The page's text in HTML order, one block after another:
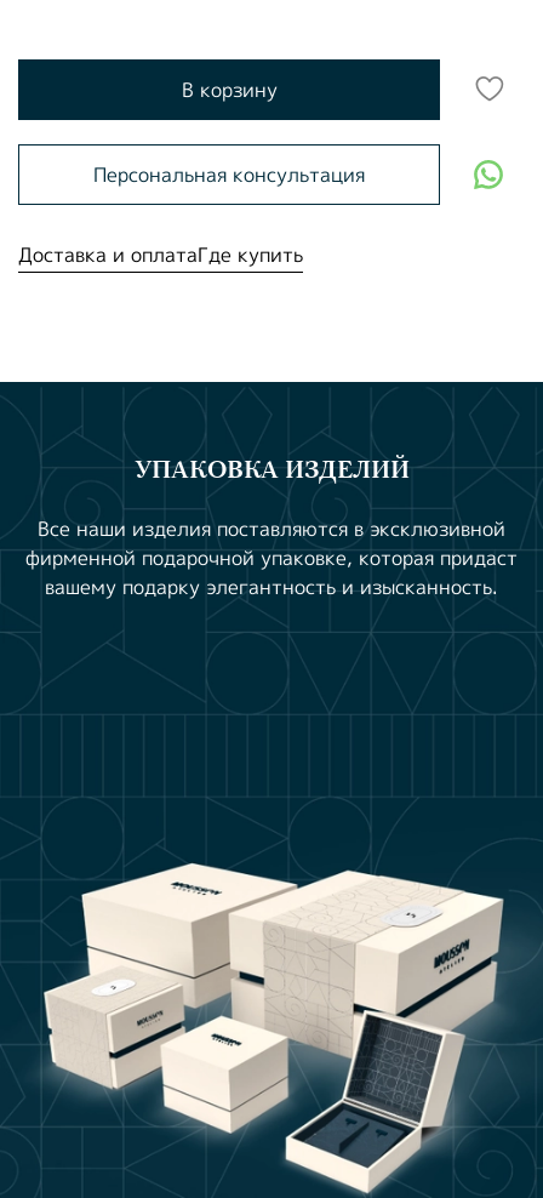
В корзину
Персональная консультация
Доставка и оплатаГде купить
УПАКОВКА ИЗДЕЛИЙ
Все наши изделия поставляются в эксклюзивной
фирменной подарочной упаковке, которая придаст
вашему подарку элегантность и изысканность.